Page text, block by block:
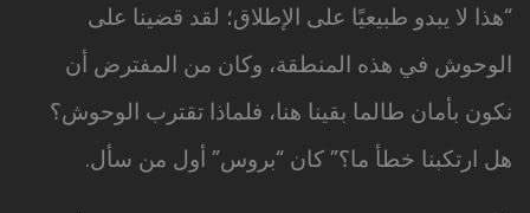
“هذا لا يبدو طبيعيًا على الإطلاق؛ لقد قضينا على
الوحوش في هذه المنطقة، وكان من المفترض أن
نكون بأمان طالما بقينا هنا، فلماذا تقترب الوحوش؟
هل ارتكبنا خطأ ما؟” كان “بروس” أول من سأل.